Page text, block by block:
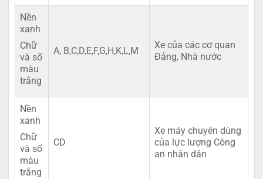
Nền
xanh
Chữ
và số
màu
trắng
A, B,C,D,E,F,G,H,K,L,M
Xe của các cơ quan
Đảng, Nhà nước
Nền
xanh
Chữ
và số
màu
trắng
CD
Xe máy chuyên dùng
của lực lượng Công
an nhân dân